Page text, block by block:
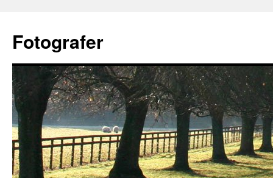
content
Fotografer